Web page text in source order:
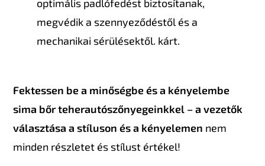
optimális padlófedést biztosítanak,
megvédik a szennyeződéstől és a
mechanikai sérülésektől. kárt.
Fektessen be a minőségbe és a kényelembe
sima bőr teherautószőnyegeinkkel – a vezetők
választása a stíluson és a kényelemen nem
minden részletet és stílust értékel!